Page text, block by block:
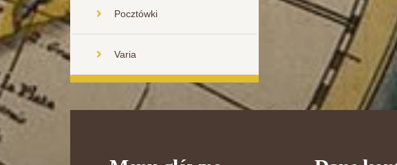
Pocztówki
Varia